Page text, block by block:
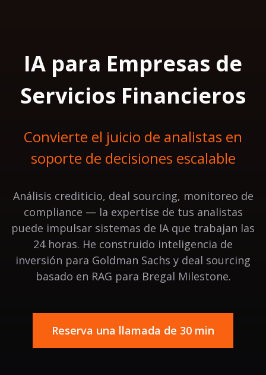
IA para Empresas de
Servicios Financieros
Convierte el juicio de analistas en
soporte de decisiones escalable
Análisis crediticio, deal sourcing, monitoreo de
compliance — la expertise de tus analistas
puede impulsar sistemas de IA que trabajan las
24 horas. He construido inteligencia de
inversión para Goldman Sachs y deal sourcing
basado en RAG para Bregal Milestone.
Reserva una llamada de 30 min